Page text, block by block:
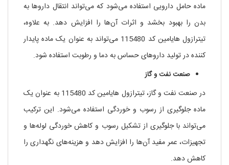
ماده حامل دارویی استفاده می‌شود که می‌تواند انتقال داروها به
بدن را بهبود بخشد و اثرات آن‌ها را افزایش دهد. به علاوه،
تیترازول هایامین کد 115480 می‌تواند به عنوان یک ماده پایدار
کننده در تولید داروهای حساس به دما و رطوبت استفاده شود.
صنعت نفت و گاز
در صنعت نفت و گاز، تیترازول هایامین کد 115480 به عنوان یک
ماده جلوگیری از رسوب و خوردگی استفاده می‌شود. این ترکیب
می‌تواند با جلوگیری از تشکیل رسوب و کاهش خوردگی لوله‌ها و
تجهیزات، عمر مفید آن‌ها را افزایش دهد و هزینه‌های نگهداری را
کاهش دهد.